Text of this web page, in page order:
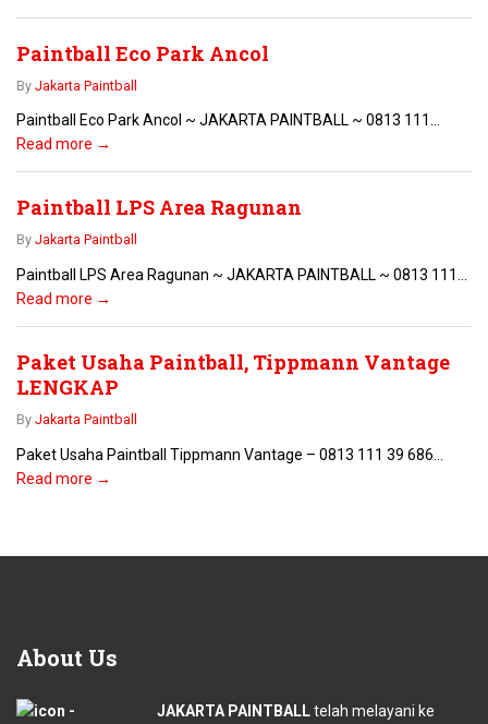
Paintball Eco Park Ancol
By Jakarta Paintball
Paintball Eco Park Ancol ~ JAKARTA PAINTBALL ~ 0813 111...
Read more →
Paintball LPS Area Ragunan
By Jakarta Paintball
Paintball LPS Area Ragunan ~ JAKARTA PAINTBALL ~ 0813 111...
Read more →
Paket Usaha Paintball, Tippmann Vantage
LENGKAP
By Jakarta Paintball
Paket Usaha Paintball Tippmann Vantage – 0813 111 39 686...
Read more →
About Us
JAKARTA PAINTBALLtelah melayani ke